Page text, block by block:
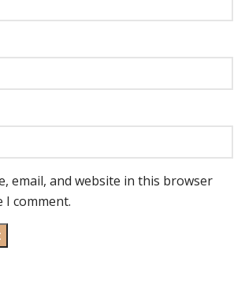
email, and website in this browser
comment.